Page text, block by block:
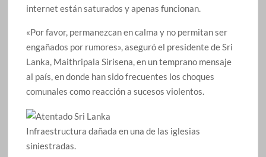
internet están saturados y apenas funcionan.
«Por favor, permanezcan en calma y no permitan ser
engañados por rumores», aseguró el presidente de Sri
Lanka, Maithripala Sirisena, en un temprano mensaje
al país, en donde han sido frecuentes los choques
comunales como reacción a sucesos violentos.
Infraestructura dañada en una de las iglesias
siniestradas.